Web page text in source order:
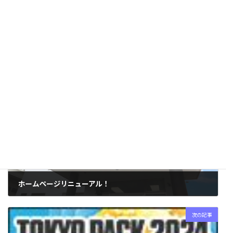
ホームページリニューアル！
次の記事